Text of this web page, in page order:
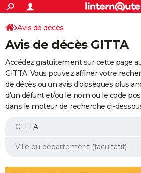
ACTUALITÉS
Politique
Société
Faits Divers
Education
Monde
Villes
+
SPORT
Coupe du monde 2026
Football
Tennis
Cyclisme
Rugby
Forum
Programme TV
TNT
Streaming
Cinéma
Sorties cinéma
Musique
+
FINANCE
Retraite
Impôts
Epargne
Immobilier
Risques naturels par ville
Banque
Assurance
Crédit
AUTO
Essais
Réserver un essai
Citadines
Berlines
SUV
Forum auto
+
Mobiles
Meilleur smartphone
Internet
Ordinateurs
Jeux vidéo
Guide high-tech
Aménagement intérieur
Avis de décès
Avis de décès GITTA
Accédez gratuitement sur cette page
GITTA. Vous pouvez affiner votre
de décès ou un avis d'obsèques plus
d'un défunt et/ou le nom ou le code
dans le moteur de recherche ci-